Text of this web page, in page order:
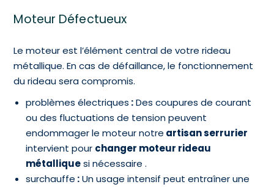
Moteur Défectueux
Le moteur est l’élément central de votre rideau
métallique. En cas de défaillance, le fonctionnement
du rideau sera compromis.
problèmes électriques :Des coupures de courant
ou des fluctuations de tension peuvent
endommager le moteur notre artisan serrurier
intervient pour changer moteur rideau
métalliquesi nécessaire .
surchauffe :Un usage intensif peut entraîner une